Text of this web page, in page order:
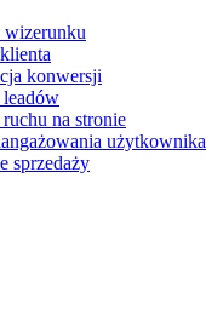
konwersji
leadów
na stronie
użytkownika
sprzedaży